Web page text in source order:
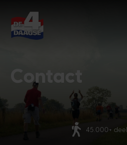
Contact
Meer dan
Vandaag
Hoi, ik ben Miles, de